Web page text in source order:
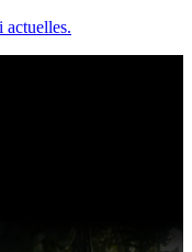
actuelles.